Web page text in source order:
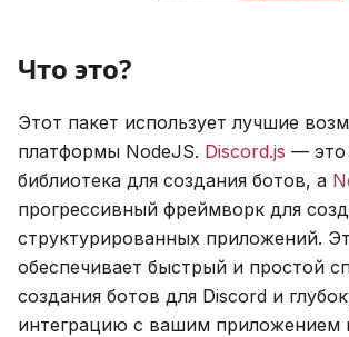
Что это?
Этот пакет использует лучшие
платформы NodeJS. Discord.js — это
библиотека для создания ботов, а
прогрессивный фреймворк для
структурированных приложений.
обеспечивает быстрый и простой
создания ботов для Discord и
интеграцию с вашим приложением